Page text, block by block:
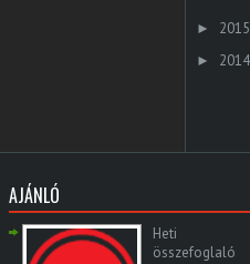
► 2015
► 2014
AJÁNLÓ
Heti
összefoglaló